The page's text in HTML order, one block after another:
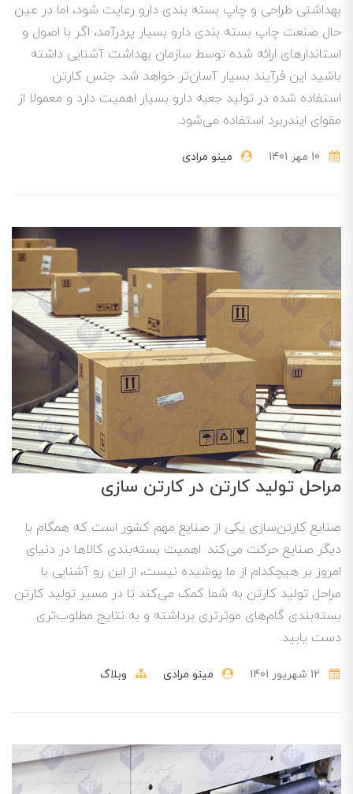
بهداشتی طراحی و چاپ بسته بندی دارو رعایت شود، اما در عین
حال صنعت چاپ بسته بندی دارو بسیار پردرآمد، اگر با اصول و
استاندارهای ارائه شده توسط سازمان بهداشت آشنایی داشته
باشید این فرآیند بسیار آسان‌تر خواهد شد. جنس کارتن
استفاده شده در تولید جعبه دارو بسیار اهمیت دارد و معمولا از
مقوای ایندربرد استفاده می‌شود.
مینو مرادی
مراحل تولید کارتن در کارتن سازی
صنایع کارتن‌سازی یکی از صنایع مهم کشور است که همگام با
دیگر صنایع حرکت می‌کند. اهمیت بسته‌بندی کالاها در دنیای
امروز بر هیچکدام از ما پوشیده نیست، از این رو آشنایی با
مراحل تولید کارتن به شما کمک می‌کند تا در مسیر تولید کارتن
بسته‌بندی گام‌های موثرتری برداشته و به نتایج مطلوب‌تری
دست یابید.
مینو مرادی وبلاگ